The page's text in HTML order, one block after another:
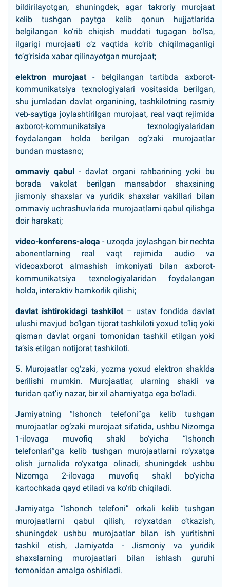
bildirilayotgan, shuningdek, agar takroriy murojaat
kelib tushgan paytga kelib qonun hujjatlarida
belgilangan ko‘rib chiqish muddati tugagan bo‘lsa,
ilgarigi murojaati o‘z vaqtida ko‘rib chiqilmaganligi
to‘g‘risida xabar qilinayotgan murojaat;
elektron murojaat- belgilangan tartibda axborot-
kommunikatsiya texnologiyalari vositasida berilgan,
shu jumladan davlat organining, tashkilotning rasmiy
veb-saytiga joylashtirilgan murojaat, real vaqt rejimida
axborot-kommunikatsiya texnologiyalaridan
foydalangan holda berilgan og‘zaki murojaatlar
bundan mustasno;
ommaviy qabul- davlat organi rahbarining yoki bu
borada vakolat berilgan mansabdor shaxsining
jismoniy shaxslar va yuridik shaxslar vakillari bilan
ommaviy uchrashuvlarida murojaatlarni qabul qilishga
doir harakati;
video-konferens-aloqa - uzoqda joylashgan bir nechta
abonentlarning real vaqt rejimida audio va
videoaxborot almashish imkoniyati bilan axborot-
kommunikatsiya texnologiyalaridan foydalangan
holda, interaktiv hamkorlik qilishi;
davlat ishtirokidagi tashkilot– ustav fondida davlat
ulushi mavjud bo‘lgan tijorat tashkiloti yoxud to‘liq yoki
qisman davlat organi tomonidan tashkil etilgan yoki
ta’sis etilgan notijorat tashkiloti.
5. Murojaatlar og‘zaki, yozma yoxud elektron shaklda
berilishi mumkin. Murojaatlar, ularning shakli va
turidan qat’iy nazar, bir xil ahamiyatga ega bo‘ladi.
Jamiyatning “Ishonch telefoni”ga kelib tushgan
murojaatlar og‘zaki murojaat sifatida, ushbu Nizomga
1-ilovaga muvofiq shakl bo‘yicha “Ishonch
telefonlari”ga kelib tushgan murojaatlarni ro‘yxatga
olish jurnalida ro‘yxatga olinadi, shuningdek ushbu
Nizomga 2-ilovaga muvofiq shakl bo‘yicha
kartochkada qayd etiladi va ko‘rib chiqiladi.
Jamiyatga “Ishonch telefoni” orkali kelib tushgan
murojaatlarni qabul qilish, ro‘yxatdan o‘tkazish,
shuningdek ushbu murojaatlar bilan ish yuritishni
tashkil etish, Jamiyatda - Jismoniy va yuridik
shaxslarning murojaatlari bilan ishlash guruhi
tomonidan amalga oshiriladi.